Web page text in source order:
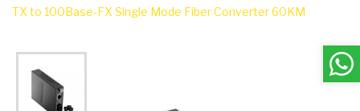
TX to 100Base-FX Single Mode Fiber Converter 60KM